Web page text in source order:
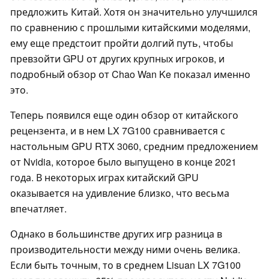
предложить Китай. Хотя он значительно улучшился
по сравнению с прошлыми китайскими моделями,
ему еще предстоит пройти долгий путь, чтобы
превзойти GPU от других крупных игроков, и
подробный обзор от Chao Wan Ke показал именно
это.
Теперь появился еще один обзор от китайского
рецензента, и в нем LX 7G100 сравнивается с
настольным GPU RTX 3060, средним предложением
от Nvidia, которое было выпущено в конце 2021
года. В некоторых играх китайский GPU
оказывается на удивление близко, что весьма
впечатляет.
Однако в большинстве других игр разница в
производительности между ними очень велика.
Если быть точным, то в среднем Lisuan LX 7G100